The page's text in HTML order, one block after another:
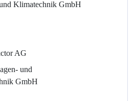
Klimatechnik GmbH
AG
und
GmbH